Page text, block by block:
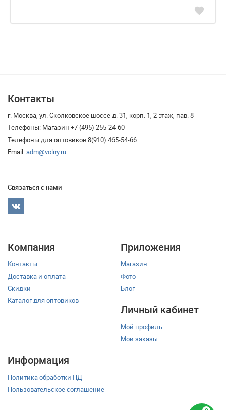
favorite
Контакты
г. Москва, ул. Сколковское шоссе д. 31, корп. 1, 2 этаж, пав. 8
Телефоны: Магазин +7 (495) 255-24-60
Телефоны для оптовиков 8(910) 465-54-66
Email:adm@volny.ru
Связаться с нами
Компания
Контакты
Доставка и оплата
Скидки
Каталог для оптовиков
Приложения
Магазин
Фото
Блог
Личный кабинет
Мой профиль
Мои заказы
Информация
Политика обработки ПД
Пользовательское соглашение